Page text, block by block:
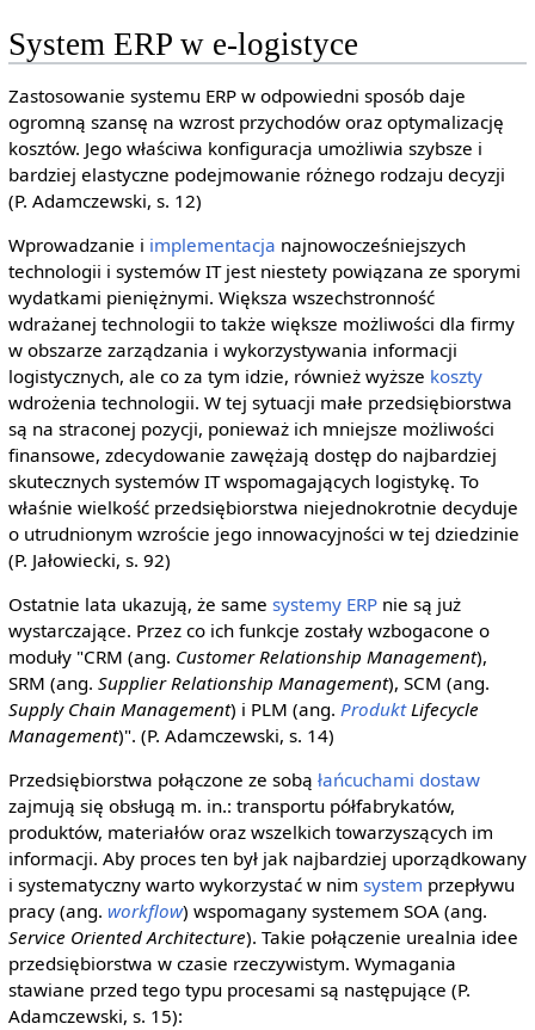
System ERP w e-logistyce
Zastosowanie systemu ERP w odpowiedni sposób daje
ogromną szansę na wzrost przychodów oraz optymalizację
kosztów. Jego właściwa konfiguracja umożliwia szybsze i
bardziej elastyczne podejmowanie różnego rodzaju decyzji
(P. Adamczewski, s. 12)
Wprowadzanie i implementacja najnowocześniejszych
technologii i systemów IT jest niestety powiązana ze sporymi
wydatkami pieniężnymi. Większa wszechstronność
wdrażanej technologii to także większe możliwości dla firmy
w obszarze zarządzania i wykorzystywania informacji
logistycznych, ale co za tym idzie, również wyższe koszty
wdrożenia technologii. W tej sytuacji małe przedsiębiorstwa
są na straconej pozycji, ponieważ ich mniejsze możliwości
finansowe, zdecydowanie zawężają dostęp do najbardziej
skutecznych systemów IT wspomagających logistykę. To
właśnie wielkość przedsiębiorstwa niejednokrotnie decyduje
o utrudnionym wzroście jego innowacyjności w tej dziedzinie
(P. Jałowiecki, s. 92)
Ostatnie lata ukazują, że same systemy ERPnie są już
wystarczające. Przez co ich funkcje zostały wzbogacone o
moduły "CRM (ang. Customer Relationship Management),
SRM (ang. Supplier Relationship Management), SCM (ang.
Supply Chain Management) i PLM (ang. ProduktLifecycle
Management)". (P. Adamczewski, s. 14)
Przedsiębiorstwa połączone ze sobą łańcuchami dostaw
zajmują się obsługą m. in.: transportu półfabrykatów,
produktów, materiałów oraz wszelkich towarzyszących im
informacji. Aby proces ten był jak najbardziej uporządkowany
i systematyczny warto wykorzystać w nim system przepływu
pracy (ang. workflow) wspomagany systemem SOA (ang.
Service Oriented Architecture). Takie połączenie urealnia idee
przedsiębiorstwa w czasie rzeczywistym. Wymagania
stawiane przed tego typu procesami są następujące (P.
Adamczewski, s. 15):